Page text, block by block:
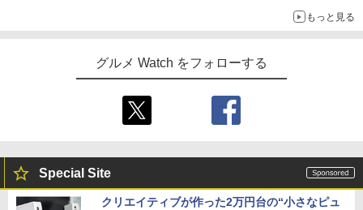
もっと見る
グルメ Watch をフォローする
Special Site
クリエイティブが作った2万円台の“小さなピュ